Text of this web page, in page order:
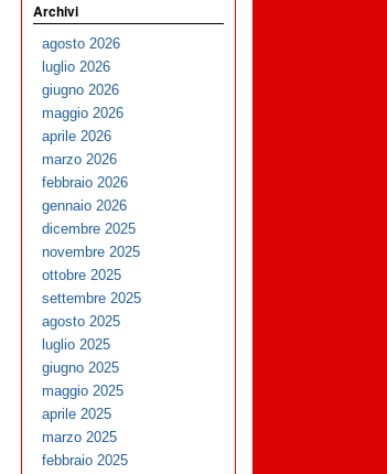
Archivi
agosto 2026
luglio 2026
giugno 2026
maggio 2026
aprile 2026
marzo 2026
febbraio 2026
gennaio 2026
dicembre 2025
novembre 2025
ottobre 2025
settembre 2025
agosto 2025
luglio 2025
giugno 2025
maggio 2025
aprile 2025
marzo 2025
febbraio 2025